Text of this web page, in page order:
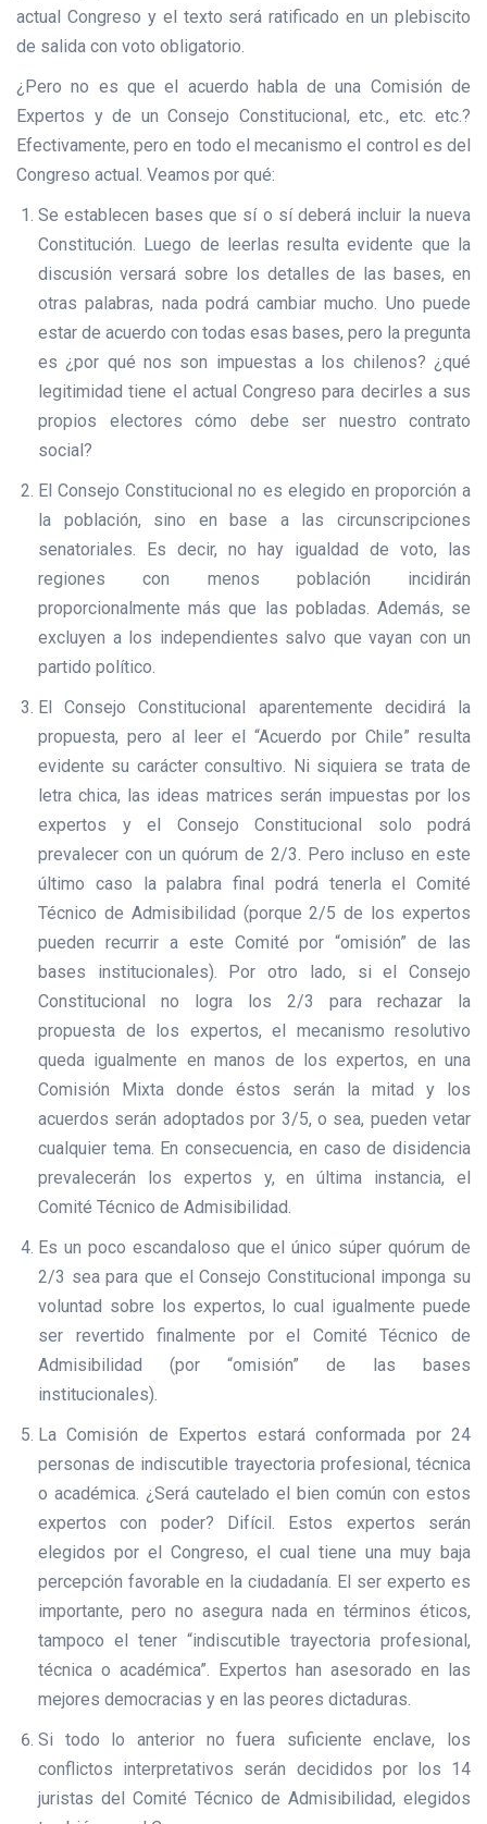
actual Congreso y el texto será ratificado en un plebiscito
de salida con voto obligatorio.
¿Pero no es que el acuerdo habla de una Comisión de
Expertos y de un Consejo Constitucional, etc., etc. etc.?
Efectivamente, pero en todo el mecanismo el control es del
Congreso actual. Veamos por qué:
Se establecen bases que sí o sí deberá incluir la nueva
Constitución. Luego de leerlas resulta evidente que la
discusión versará sobre los detalles de las bases, en
otras palabras, nada podrá cambiar mucho. Uno puede
estar de acuerdo con todas esas bases, pero la pregunta
es ¿por qué nos son impuestas a los chilenos? ¿qué
legitimidad tiene el actual Congreso para decirles a sus
propios electores cómo debe ser nuestro contrato
social?
El Consejo Constitucional no es elegido en proporción a
la población, sino en base a las circunscripciones
senatoriales. Es decir, no hay igualdad de voto, las
regiones con menos población incidirán
proporcionalmente más que las pobladas. Además, se
excluyen a los independientes salvo que vayan con un
partido político.
El Consejo Constitucional aparentemente decidirá la
propuesta, pero al leer el “Acuerdo por Chile” resulta
evidente su carácter consultivo. Ni siquiera se trata de
letra chica, las ideas matrices serán impuestas por los
expertos y el Consejo Constitucional solo podrá
prevalecer con un quórum de 2/3. Pero incluso en este
último caso la palabra final podrá tenerla el Comité
Técnico de Admisibilidad (porque 2/5 de los expertos
pueden recurrir a este Comité por “omisión” de las
bases institucionales). Por otro lado, si el Consejo
Constitucional no logra los 2/3 para rechazar la
propuesta de los expertos, el mecanismo resolutivo
queda igualmente en manos de los expertos, en una
Comisión Mixta donde éstos serán la mitad y los
acuerdos serán adoptados por 3/5, o sea, pueden vetar
cualquier tema. En consecuencia, en caso de disidencia
prevalecerán los expertos y, en última instancia, el
Comité Técnico de Admisibilidad.
Es un poco escandaloso que el único súper quórum de
2/3 sea para que el Consejo Constitucional imponga su
voluntad sobre los expertos, lo cual igualmente puede
ser revertido finalmente por el Comité Técnico de
Admisibilidad (por “omisión” de las bases
institucionales).
La Comisión de Expertos estará conformada por 24
personas de indiscutible trayectoria profesional, técnica
o académica. ¿Será cautelado el bien común con estos
expertos con poder? Difícil. Estos expertos serán
elegidos por el Congreso, el cual tiene una muy baja
percepción favorable en la ciudadanía. El ser experto es
importante, pero no asegura nada en términos éticos,
tampoco el tener “indiscutible trayectoria profesional,
técnica o académica”. Expertos han asesorado en las
mejores democracias y en las peores dictaduras.
Si todo lo anterior no fuera suficiente enclave, los
conflictos interpretativos serán decididos por los 14
juristas del Comité Técnico de Admisibilidad, elegidos